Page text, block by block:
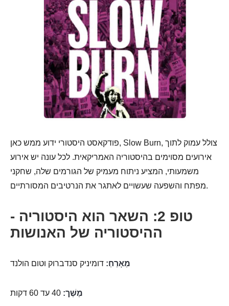
פודקאסט היסטורי ידוע ממש כאן, Slow Burn, צולל עמוק לתוך
אירועים מסוימים בהיסטוריה האמריקאית. לכל עונה יש אירוע
משמעותי, המציע ניתוח מעמיק של הגורמים שלה, שחקני
מפתח והשפעה שעשויים לאתגר את הנרטיבים המסורתיים.
טופ 2: השאר הוא היסטוריה -
ההיסטוריה של האנושות
מְאָרֵחַ: דומיניק סנדברוק וטום הולנד
מֶשֶׁך: